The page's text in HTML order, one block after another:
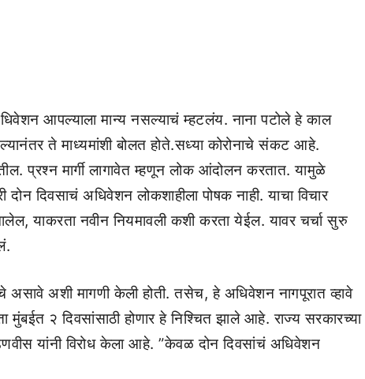
आपल्याला मान्य नसल्याचं म्हटलंय. नाना पटोले हे काल
ते माध्यमांशी बोलत होते.सध्या कोरोनाचे संकट आहे.
प्रश्न मार्गी लागावेत म्हणून लोक आंदोलन करतात. यामुळे
दिवसाचं अधिवेशन लोकशाहीला पोषक नाही. याचा विचार
याकरता नवीन नियमावली कशी करता येईल. यावर चर्चा सुरु
असावे अशी मागणी केली होती. तसेच, हे अधिवेशन नागपूरात व्हावे
मुंबईत २ दिवसांसाठी होणार हे निश्चित झाले आहे. राज्य सरकारच्या
यांनी विरोध केला आहे. ”केवळ दोन दिवसांचं अधिवेशन